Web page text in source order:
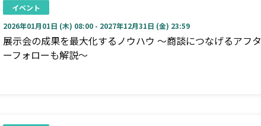
イベント
2026年01月01日 (木) 08:00 - 2027年12月31日 (金) 23:59
展示会の成果を最大化するノウハウ ～商談につなげるアフタ
ーフォローも解説～